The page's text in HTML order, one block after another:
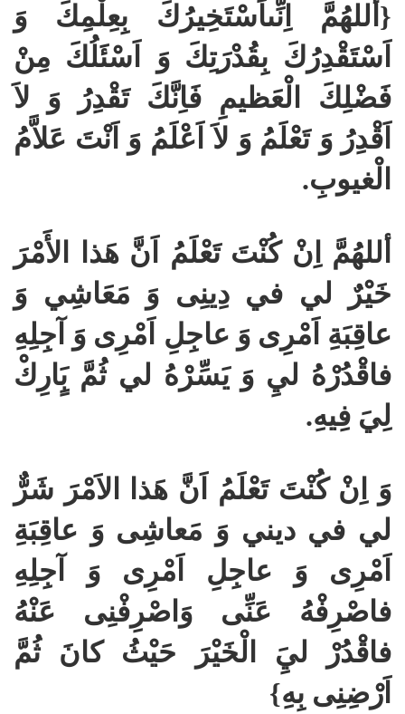
{أ للهُمَّ اِنِّىاَسْتَخِيرُكَ بِعِلْمِكَ وَ
اَسْتَقْدِرُكَ بِقُدْرَتِكَ وَ اَسْئَلُكَ مِنْ
فَضْلِكَ الْعَظيمِ فَاِنَّكَ تَقْدِرُ وَ لاَ
اَقْدِرُ وَ تَعْلَمُ وَ لاَ اَعْلَمُ وَ اَنْتَ عَلاَّمُ
الْغيوبِ.
أللهُمَّ اِنْ كُنْتَ تَعْلَمُ اَنَّ هَذا الأَمْرَ
خَيْرٌ لي في دِينِى وَ مَعَاشِي وَ
عاقِبَةِ اَمْرِى وَ عاجِلِ اَمْرِى وَ آجِلِهِ
فاقْدُرْهُ ليِ وَ يَسِّرْهُ لي ثُمَّ بٍَارِكْ
لِيَ فِيهِ.
وَ اِنْ كُنْتَ تَعْلَمُ اَنَّ هَذا الاَمْرَ شَرٌّ
لي في ديني وَ مَعاشى وَ عاقِبَةِ
اَمْرِى وَ عاجِلِ اَمْرِى وَ آجِلِهِ
فاصْرِفْهُ عَنِّى وَاصْرِفْنِى عَنْهُ
فاقْدُرْ ليَِ الْخَيْرَ حَيْثُ كانَ ثُمَّ
اَرْضِنِى بِهِ}